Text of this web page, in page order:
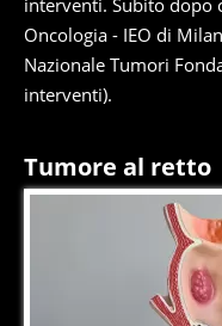
interventi. Subito dopo
Oncologia - IEO di
Nazionale Tumori
interventi).
Tumore al retto